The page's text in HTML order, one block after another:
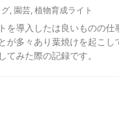
園芸 植物育成ライト
を導入したは良いものの仕
が多々あり葉焼けを起こ
みた際の記録です。